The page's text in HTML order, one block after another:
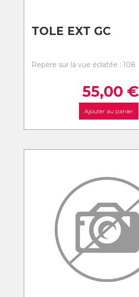
TOLE EXT GC
Repère sur la vue éclatée : 108
55,00 €
Ajouter au panier